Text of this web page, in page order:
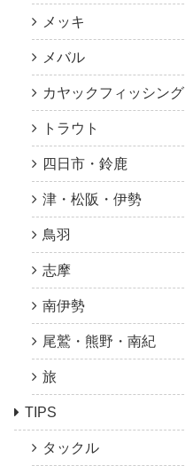
メッキ
メバル
カヤックフィッシング
トラウト
四日市・鈴鹿
津・松阪・伊勢
鳥羽
志摩
南伊勢
尾鷲・熊野・南紀
旅
TIPS
タックル